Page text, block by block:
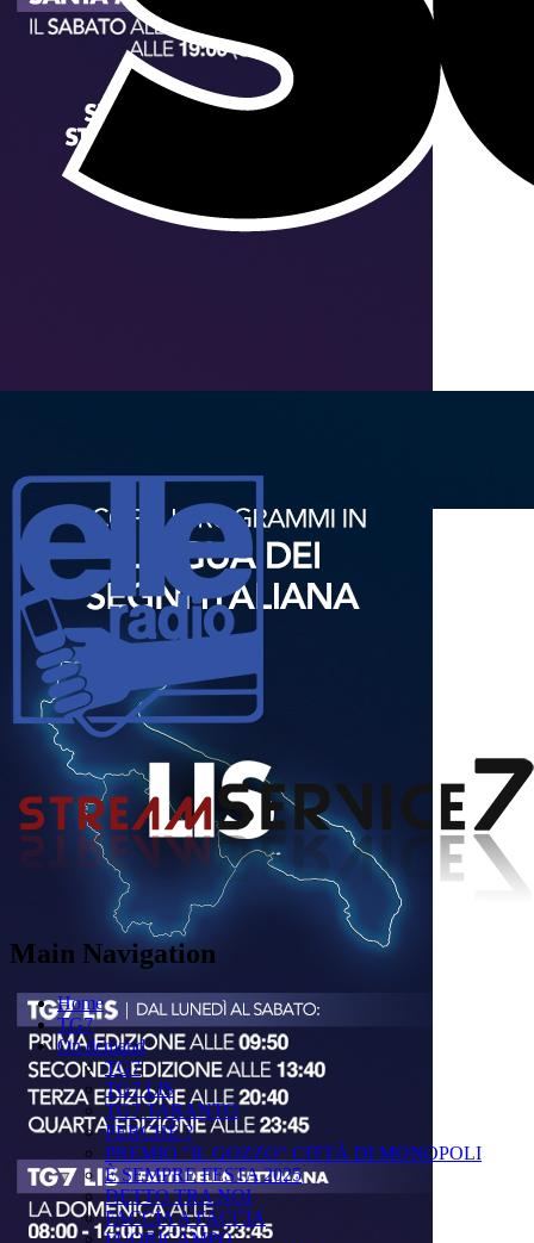
Main Navigation
Home
TG7
On demand
TG7
TG7 LIS
TG7 TARANTO
PERCHÉ ?
PREMIO "IL GOZZO" CITTÀ DI MONOPOLI
È SEMPRE FESTA 2025
DETTO TRA NOI
FACCIA A FACCIA